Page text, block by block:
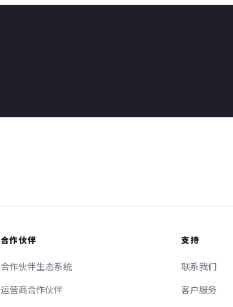
合作伙伴
合作伙伴生态系统
运营商合作伙伴
支持
联系我们
客户服务